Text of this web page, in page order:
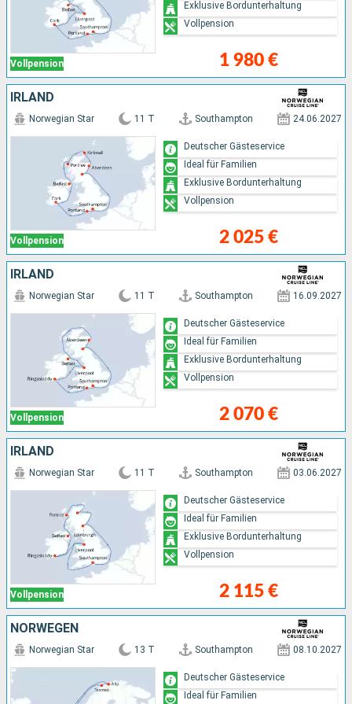
Vollpension 1 980 €
Exklusive Bordunterhaltung
Vollpension
IRLAND
Vollpension
Norwegian Star 11 T Southampton 24.06.2027
2 025 €
Deutscher Gästeservice
Ideal für Familien
Exklusive Bordunterhaltung
Vollpension
IRLAND
Vollpension
Norwegian Star 11 T Southampton 16.09.2027
2 070 €
Deutscher Gästeservice
Ideal für Familien
Exklusive Bordunterhaltung
Vollpension
IRLAND
Vollpension
Norwegian Star 11 T Southampton 03.06.2027
2 115 €
Deutscher Gästeservice
Ideal für Familien
Exklusive Bordunterhaltung
Vollpension
NORWEGEN
Norwegian Star 13 T Southampton 08.10.2027
Deutscher Gästeservice
Ideal für Familien